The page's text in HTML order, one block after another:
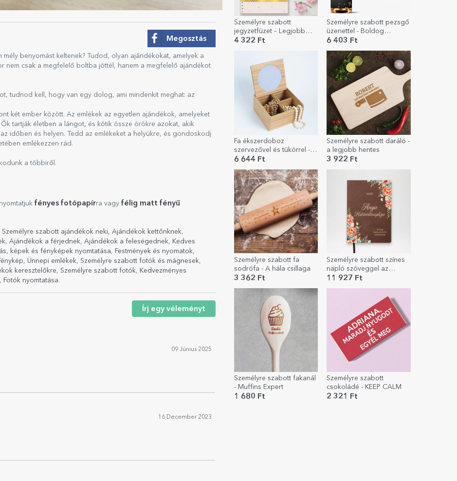
Személyre szabott
jegyzetfüzet – Legjobb
barát, arany
4 322 Ft
Személyre szabott pezsgő
üzenettel - Boldog
születésnapot!
6 403 Ft
Fa ékszerdoboz
szervezővel és tükörrel -
avenatura
6 644 Ft
Személyre szabott daráló -
a legjobb hentes
3 922 Ft
Személyre szabott fa
sodrófa - A hála csillaga
3 362 Ft
Személyre szabott színes
napló szöveggel az
anyukának
11 927 Ft
Személyre szabott fakanál
- Muffins Expert
1 680 Ft
Személyre szabott
csokoládé - KEEP CALM
2 321 Ft
Megosztás
benyomást keltenek? Tudod, olyan ajándékokat, amelyek a
nem csak a megfelelő boltba jöttél, hanem a megfelelő ajándékot
tudnod kell, hogy van egy dolog, ami mindenkit meghat: az
két ember között. Az emlékek az egyetlen ajándékok, amelyeket
tartják életben a lángot, és kötik össze örökre azokat, akik
időben és helyen. Tedd az emlékeket a helyükre, és gondoskodj
emlékezzen rád.
a többiről.
fényes fotópapírra vagy félig matt fényű
Személyre szabott ajándékok neki, Ajándékok kettőnknek,
, Ajándékok a férjednek, Ajándékok a feleségednek, Kedves
képek és fényképek nyomtatása, Festmények és nyomatok,
, Ünnepi emlékek, Személyre szabott fotók és mágnesek,
keresztelőkre, Személyre szabott fotók, Kedvezményes
, Fotók nyomtatása.
Írj egy véleményt
09 Június 2025
16 December 2023